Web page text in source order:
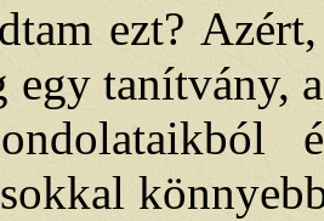
ezt?
egy tanítvány,